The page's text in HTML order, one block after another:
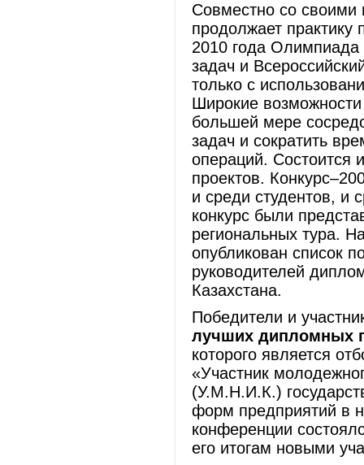
Совместно со
продолжает практику
2010 года Олимпиада
задач и
только с
Широкие
большей мере
задач и сократить
операций. Состоится
проектов.
и среди студентов, и
конкурс были
региональных тура.
опубликован список
руководителей
Казахстана.
Победители и
лучших дипломных
которого является
«Участник
(У.М.Н.И.К.)
форм предприятий в
конференции
его итогам новыми